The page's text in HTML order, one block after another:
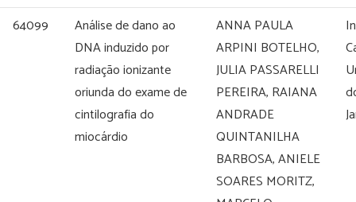
64099
Análise de dano ao
DNA induzido por
radiação ionizante
oriunda do exame de
cintilografia do
miocárdio
ANNA PAULA
ARPINI BOTELHO,
JULIA PASSARELLI
PEREIRA, RAIANA
ANDRADE
QUINTANILHA
BARBOSA, ANIELE
SOARES MORITZ,